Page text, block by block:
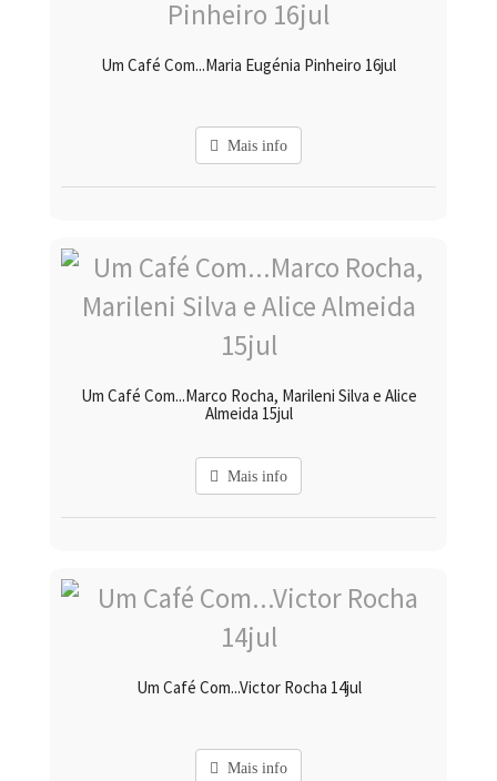
Um Café Com...Maria Eugénia Pinheiro 16jul
Mais info
Um Café Com...Marco Rocha, Marileni Silva e Alice
Almeida 15jul
Mais info
Um Café Com...Victor Rocha 14jul
Mais info